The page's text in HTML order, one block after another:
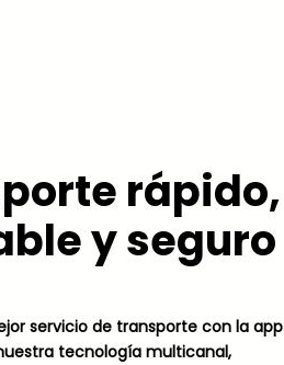
rápido,
y seguro
servicio de transporte con la app
tecnología multicanal,